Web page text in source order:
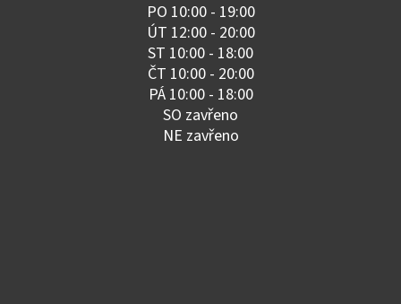
PO 10:00 - 19:00
ÚT 12:00 - 20:00
ST 10:00 - 18:00
ČT 10:00 - 20:00
PÁ 10:00 - 18:00
SO zavřeno
NE zavřeno